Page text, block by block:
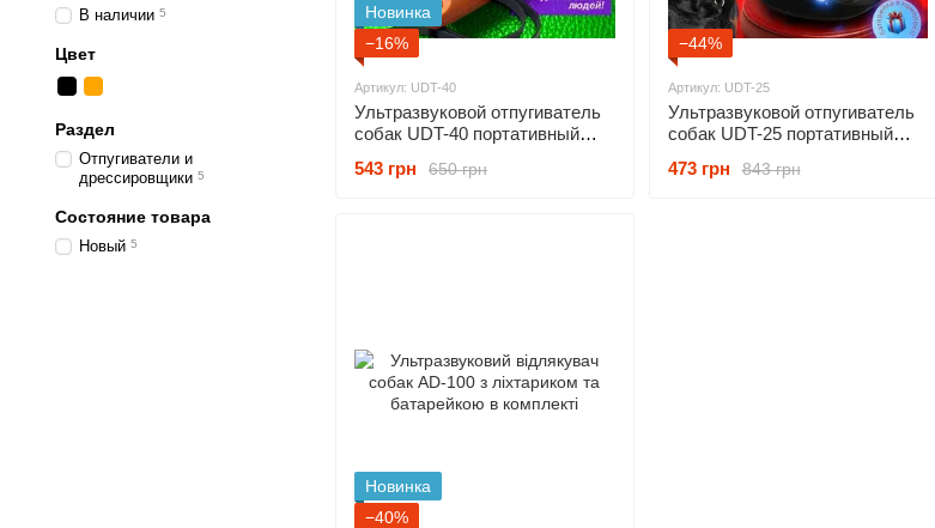
Новинка
−16%
Артикул: UDT-40
Ультразвуковой отпугиватель
собак UDT-40 портативный
агрессивных собак)
650 грн
543 грн
−44%
Артикул: UDT-25
Ультразвуковой отпугиватель
собак UDT-25 портативный
агрессивных собак) с
843 грн
473 грн
Новинка
−40%
В наличии 5
Цвет
Раздел
Отпугиватели и
дрессировщики 5
Состояние товара
Новый 5